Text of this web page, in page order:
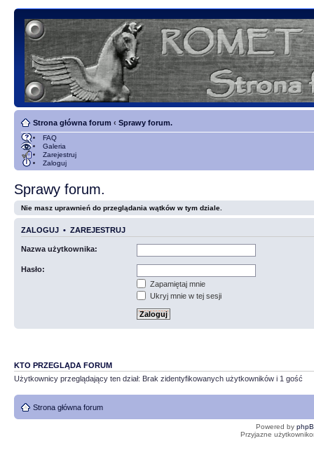
Strona główna forum ‹ Sprawy forum.
FAQ
Galeria
Zarejestruj
Zaloguj
Sprawy forum.
Nie masz uprawnień do przeglądania wątków w tym dziale.
ZALOGUJ • ZAREJESTRUJ
Nazwa użytkownika:
Hasło:
Zapamiętaj mnie
Ukryj mnie w tej sesji
KTO PRZEGLĄDA FORUM
Użytkownicy przeglądający ten dział: Brak zidentyfikowanych użytkowników i 1 gość
Strona główna forum
Powered by
Przyjazne